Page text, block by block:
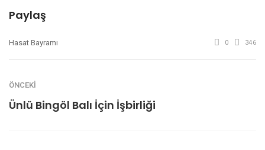
Paylaş
Hasat Bayramı 0 346
ÖNCEKI
Ünlü Bingöl Balı İçin İşbirliği